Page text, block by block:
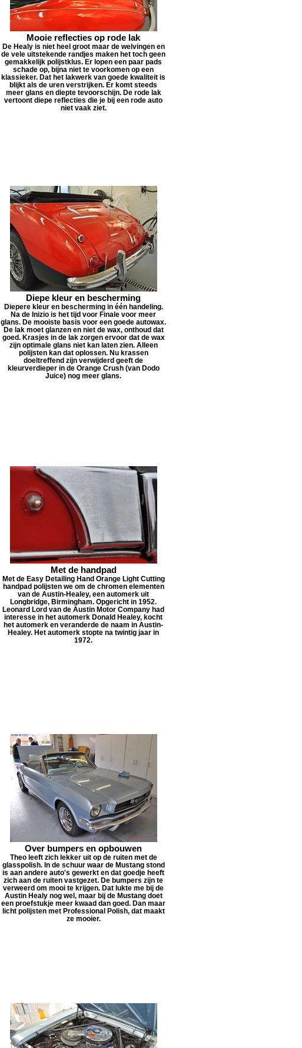
Mooie reflecties op rode lak
De Healy is niet heel groot maar de welvingen en
de vele uitstekende randjes maken het toch geen
gemakkelijk polijstklus. Er lopen een paar pads
schade op, bijna niet te voorkomen op een
klassieker. Dat het lakwerk van goede kwaliteit is
blijkt als de uren verstrijken. Er komt steeds
meer glans en diepte tevoorschijn. De rode lak
vertoont diepe reflecties die je bij een rode auto
niet vaak ziet.
Diepe kleur en bescherming
Diepere kleur en bescherming in één handeling.
Na de Inizio is het tijd voor Finale voor meer
glans. De mooiste basis voor een goede autowax.
De lak moet glanzen en niet de wax, onthoud dat
goed. Krasjes in de lak zorgen ervoor dat de wax
zijn optimale glans niet kan laten zien. Alleen
polijsten kan dat oplossen. Nu krassen
doeltreffend zijn verwijderd geeft de
kleurverdieper in de Orange Crush (van Dodo
Juice) nog meer glans.
Met de handpad
Met de Easy Detailing Hand Orange Light Cutting
handpad polijsten we om de chromen elementen
van de Austin-Healey, een automerk uit
Longbridge, Birmingham. Opgericht in 1952.
Leonard Lord van de Austin Motor Company had
interesse in het automerk Donald Healey, kocht
het automerk en veranderde de naam in Austin-
Healey. Het automerk stopte na twintig jaar in
1972.
Over bumpers en opbouwen
Theo leeft zich lekker uit op de ruiten met de
glasspolish. In de schuur waar de Mustang stond
is aan andere auto's gewerkt en dat goedje heeft
zich aan de ruiten vastgezet. De bumpers zijn te
verweerd om mooi te krijgen. Dat lukte me bij de
Austin Healy nog wel, maar bij de Mustang doet
een proefstukje meer kwaad dan goed. Dan maar
licht polijsten met Professional Polish, dat maakt
ze mooier.